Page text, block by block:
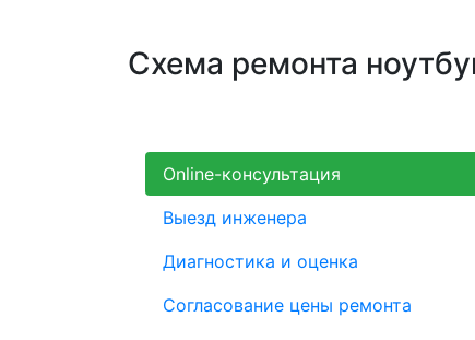
Схема ремонта
Online-консультация
Выезд инженера
Диагностика и оценка
Согласование цены ремонта